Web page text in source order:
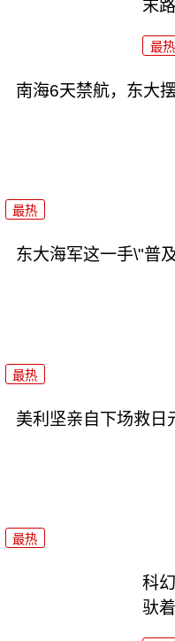
末
最热
南海6天禁航，东大
最热
东大海军这一手\"普
最热
美利坚亲自下场救日
最热
科
驮